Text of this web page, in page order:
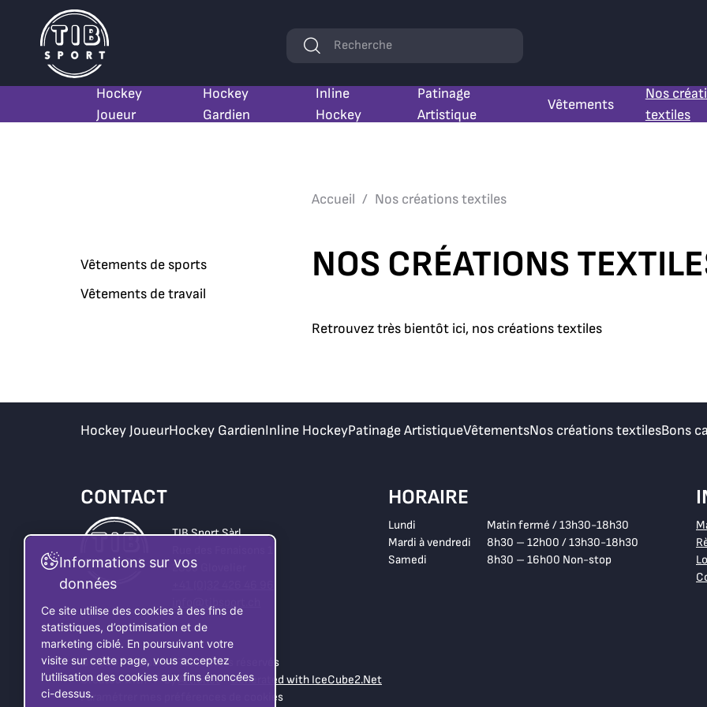
Hockey
Joueur
Hockey
Gardien
Inline
Hockey
Patinage
Artistique
Vêtements
Nos
textiles
Mots
Rechercher
Vêtements de sports
Vêtements de travail
Accueil Nos créations textiles
NOS CRÉATIONS
Retrouvez très bientôt ici, nos créations textiles
Hockey JoueurHockey GardienInline HockeyPatinage ArtistiqueVêtementsNos créations textilesBons
CONTACT
TIB Sport Sàrl
2855 Glovelier
HORAIRE
Lundi
Matin fermé / 13h30-18h30
Mardi à vendredi
8h30 – 12h00 / 13h30-18h30
Samedi
8h30 – 16h00 Non-stop
© 2026 Tib Sport - Tous droits réservés
Created with
byArtionet-Generated with IceCube2.Net
Paramétrer mes préférences de cookies
Informations sur vos
données
Ce site utilise des cookies à des fins de
statistiques, d’optimisation et de
marketing ciblé. En poursuivant votre
visite sur cette page, vous acceptez
l’utilisation des cookies aux fins énoncées
ci-dessus.